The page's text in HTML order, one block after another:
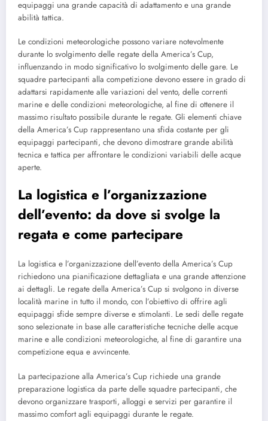
equipaggi una grande capacità di adattamento e una grande
abilità tattica.
Le condizioni meteorologiche possono variare notevolmente
durante lo svolgimento delle regate della America’s Cup,
influenzando in modo significativo lo svolgimento delle gare. Le
squadre partecipanti alla competizione devono essere in grado di
adattarsi rapidamente alle variazioni del vento, delle correnti
marine e delle condizioni meteorologiche, al fine di ottenere il
massimo risultato possibile durante le regate. Gli elementi chiave
della America’s Cup rappresentano una sfida costante per gli
equipaggi partecipanti, che devono dimostrare grande abilità
tecnica e tattica per affrontare le condizioni variabili delle acque
aperte.
La logistica e l’organizzazione
dell’evento: da dove si svolge la
regata e come partecipare
La logistica e l’organizzazione dell’evento della America’s Cup
richiedono una pianificazione dettagliata e una grande attenzione
ai dettagli. Le regate della America’s Cup si svolgono in diverse
località marine in tutto il mondo, con l’obiettivo di offrire agli
equipaggi sfide sempre diverse e stimolanti. Le sedi delle regate
sono selezionate in base alle caratteristiche tecniche delle acque
marine e alle condizioni meteorologiche, al fine di garantire una
competizione equa e avvincente.
La partecipazione alla America’s Cup richiede una grande
preparazione logistica da parte delle squadre partecipanti, che
devono organizzare trasporti, alloggi e servizi per garantire il
massimo comfort agli equipaggi durante le regate.